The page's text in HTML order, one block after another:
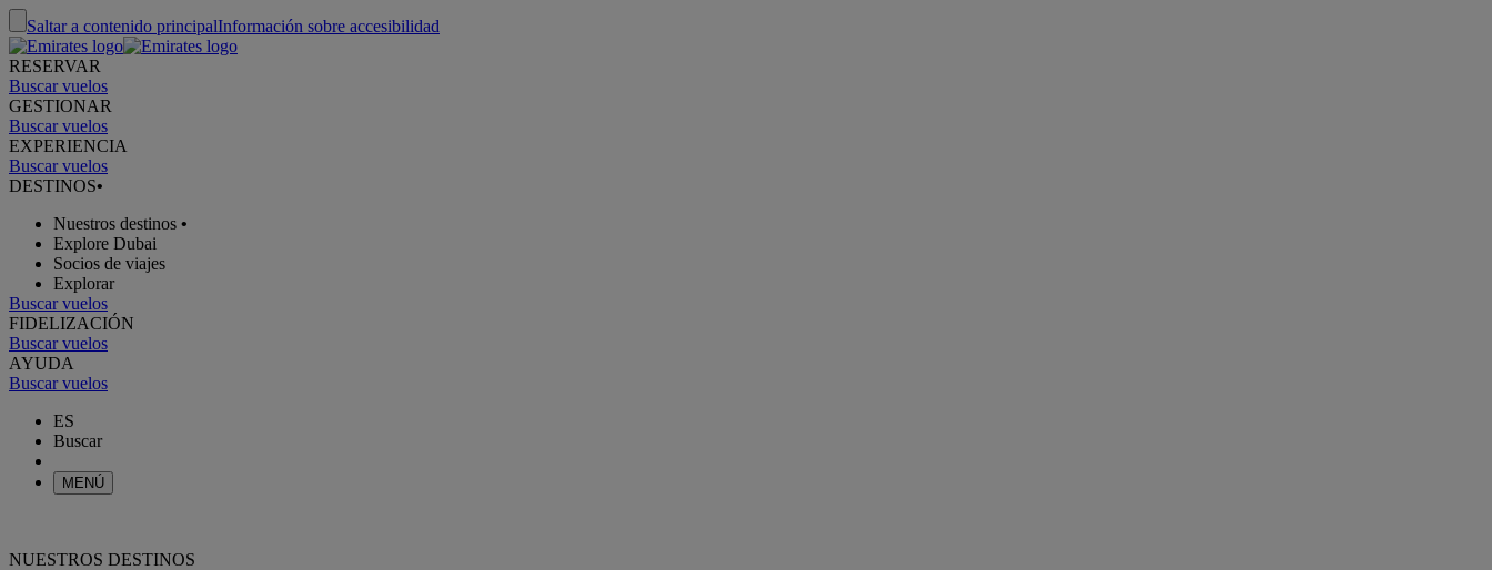
Saltar a contenido principalInformación sobre accesibilidad
RESERVAR
Buscar vuelos
GESTIONAR
Buscar vuelos
EXPERIENCIA
Buscar vuelos
DESTINOS•
Nuestros destinos •
Explore Dubai
Socios de viajes
Explorar
Buscar vuelos
FIDELIZACIÓN
Buscar vuelos
AYUDA
Buscar vuelos
ES
Buscar
MENÚ
NUESTROS DESTINOS